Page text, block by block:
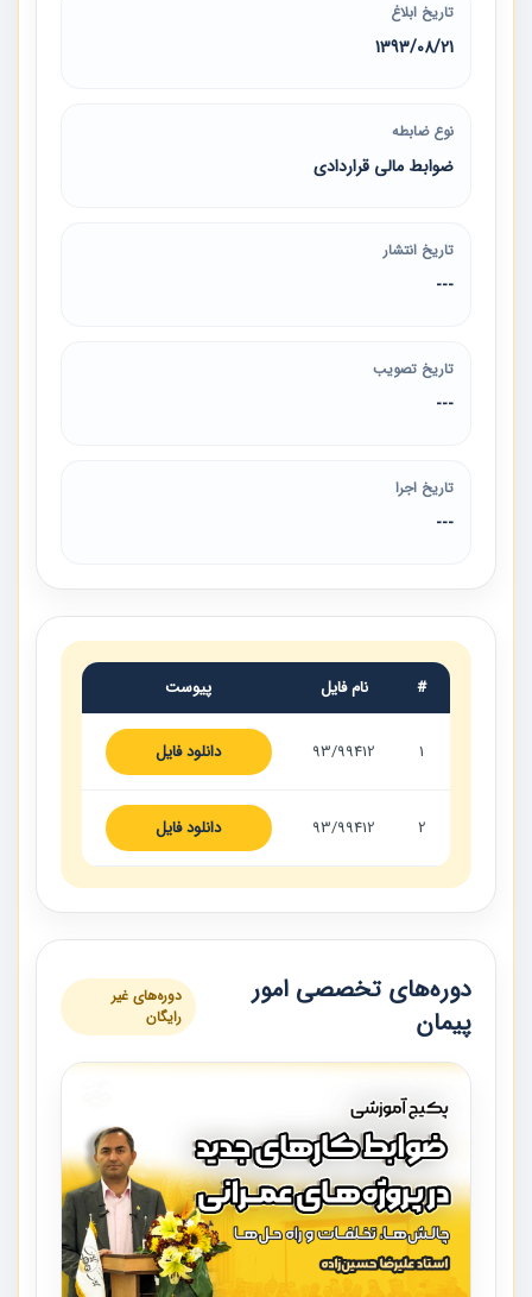
تاریخ ابلاغ
1393/08/21
نوع ضابطه
ضوابط مالی قراردادی
تاریخ انتشار
---
تاریخ تصویب
---
تاریخ اجرا
---
# نام فایل پیوست
1
93/99412 دانلود فایل
2
93/99412 دانلود فایل
دوره‌های تخصصی امور
پیمان
دوره‌های غیر
رایگان